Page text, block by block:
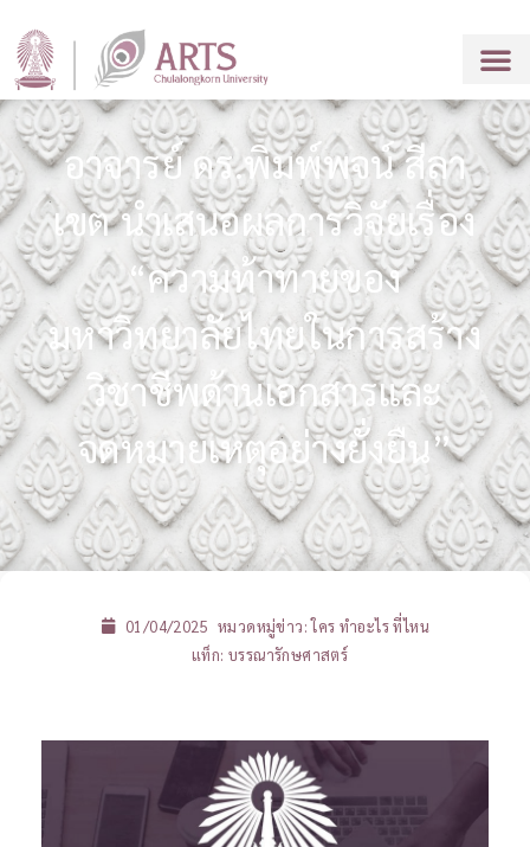
อาจารย์ ดร.พิมพ์พจน์ สีลา
เขต นำเสนอผลการวิจัยเรื่อง
“ความท้าทายของ
มหาวิทยาลัยไทยในการสร้าง
วิชาชีพด้านเอกสารและ
จดหมายเหตุอย่างยั่งยืน”
01/04/2025 หมวดหมู่ข่าว:ใคร ทำอะไร ที่ไหน
แท็ก: บรรณารักษศาสตร์